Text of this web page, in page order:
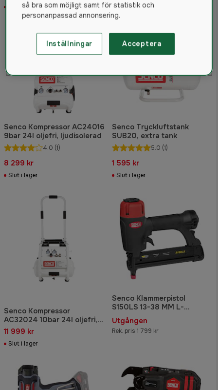
Slut i lager
Slut i lager
Senco Kompressor AC24016
9bar 24l oljefri, ljudisolerad
4.0 (1)
8 299 kr
Slut i lager
Senco Tryckluftstank
SUB20, extra tank
5.0 (1)
1 595 kr
Slut i lager
Senco Kompressor
AC32024 10bar 24l oljefri,
ljudisolerad
11 999 kr
Slut i lager
Senco Klammerpistol
S150LS 13-38 MM L-
klammer
Utgången
Rek. pris 1 799 kr
så bra som möjligt samt för statistik och
personanpassad annonsering.
Inställningar Acceptera